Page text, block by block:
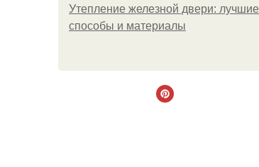
Утепление железной двери: лучшие
способы и материалы